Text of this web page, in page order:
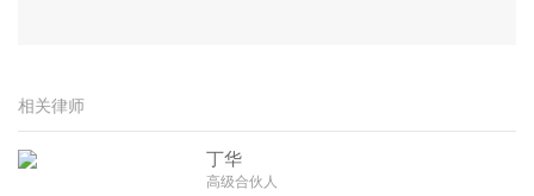
相关律师
丁华
高级合伙人